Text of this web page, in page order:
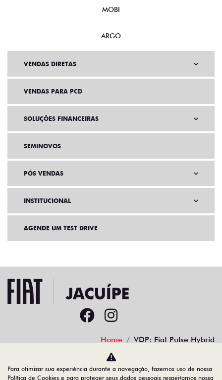
MOBI
ARGO
VENDAS DIRETAS
VENDAS PARA PCD
SOLUÇÕES FINANCEIRAS
SEMINOVOS
PÓS VENDAS
INSTITUCIONAL
AGENDE UM TEST DRIVE
Home VDP: Fiat Pulse Hybrid
Desacelere. Seu bem maior é a vida.
Para otimizar sua experiência durante a navegação, fazemos uso de nossa
Política de Cookies e para proteger seus dados pessoais respeitamos nossa